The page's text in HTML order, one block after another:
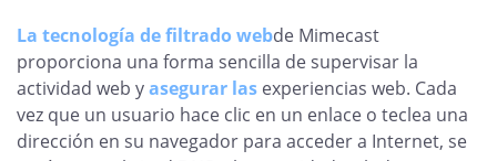
La tecnología de filtrado webde Mimecast
proporciona una forma sencilla de supervisar la
actividad web yasegurar las experiencias web. Cada
vez que un usuario hace clic en un enlace o teclea una
dirección en su navegador para acceder a Internet, se